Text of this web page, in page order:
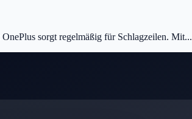
sorgt regelmäßig für Schlagzeilen. Mit...